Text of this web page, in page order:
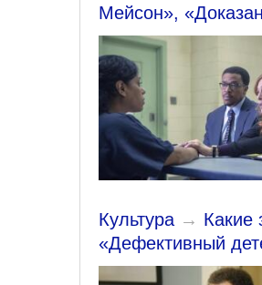
Мейсон»,
Культура → Какие
«Дефективный